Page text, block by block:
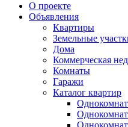
О проекте
Объявления
Квартиры
Земельные
Дома
Коммерческая
Комнаты
Гаражи
Каталог квартир